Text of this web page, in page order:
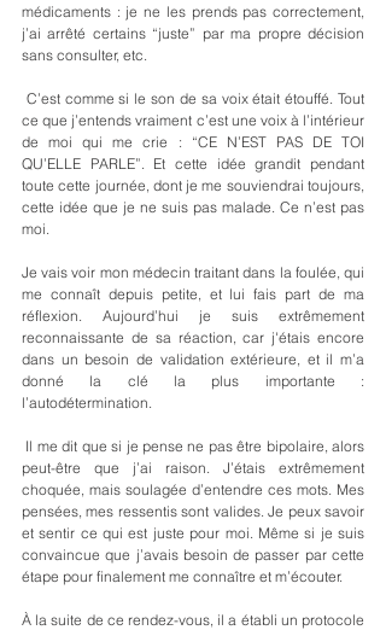
médicaments : je ne les prends pas correctement,
j’ai arrêté certains “juste” par ma propre décision
sans consulter, etc.
ce que j’entends vraiment c’est une voix à l’intérieur
de moi qui me crie : “CE N’EST PAS DE TOI
QU’ELLE PARLE”. Et cette idée grandit pendant
toute cette journée, dont je me souviendrai toujours,
cette idée que je ne suis pas malade. Ce n’est pas
moi.
Je vais voir mon médecin traitant dans la foulée, qui
me connaît depuis petite, et lui fais part de ma
réflexion. Aujourd’hui je suis extrêmement
reconnaissante de sa réaction, car j'étais encore
dans un besoin de validation extérieure, et il m’a
donné la clé la plus importante :
l’autodétermination.
peut-être que j’ai raison. J’étais extrêmement
choquée, mais soulagée d’entendre ces mots. Mes
pensées, mes ressentis sont valides. Je peux savoir
et sentir ce qui est juste pour moi. Même si je suis
convaincue que j’avais besoin de passer par cette
étape pour finalement me connaître et m’écouter.
À la suite de ce rendez-vous, il a établi un protocole